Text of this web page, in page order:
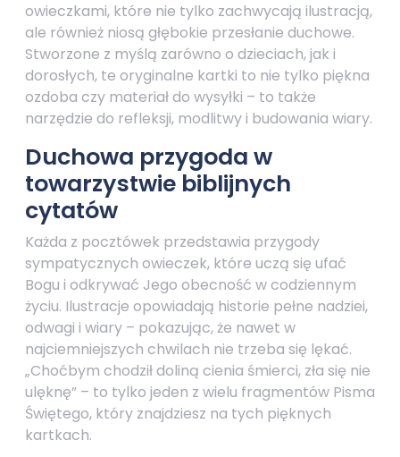
owieczkami, które nie tylko zachwycają ilustracją,
ale również niosą głębokie przesłanie duchowe.
Stworzone z myślą zarówno o dzieciach, jak i
dorosłych, te oryginalne kartki to nie tylko piękna
ozdoba czy materiał do wysyłki – to także
narzędzie do refleksji, modlitwy i budowania wiary.
Duchowa przygoda w
towarzystwie biblijnych
cytatów
Każda z pocztówek przedstawia przygody
sympatycznych owieczek, które uczą się ufać
Bogu i odkrywać Jego obecność w codziennym
życiu. Ilustracje opowiadają historie pełne nadziei,
odwagi i wiary – pokazując, że nawet w
najciemniejszych chwilach nie trzeba się lękać.
„Choćbym chodził doliną cienia śmierci, zła się nie
ulęknę” – to tylko jeden z wielu fragmentów Pisma
Świętego, który znajdziesz na tych pięknych
kartkach.